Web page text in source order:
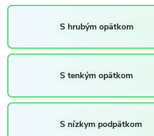
S hrubým opätkom
S tenkým opätkom
S nízkym podpätkom